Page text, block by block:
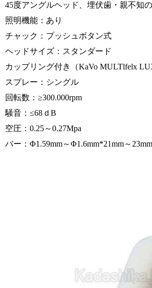
45度アングルヘッド、埋伏歯・親不知
照明機能：あり
チャック：プッシュボタン式
ヘッドサイズ：スタンダード
カップリング付き（KaVo MULTlfelx
スプレー：シングル
回転数：≥300.000rpm
騒音：≤68ｄB
空圧：0.25～0.27Mpa
バー：Φ1.59mm～Φ1.6mm*21mm～23mm